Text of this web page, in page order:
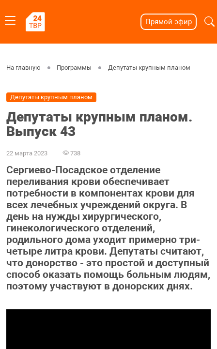
Прямой эфир
На главную Программы Депутаты крупным планом
Депутаты крупным планом
Депутаты крупным планом.
Выпуск 43
22 марта 2023 738
Сергиево-Посадское отделение
переливания крови обеспечивает
потребности в компонентах крови для
всех лечебных учреждений округа. В
день на нужды хирургического,
гинекологического отделений,
родильного дома уходит примерно три-
четыре литра крови. Депутаты считают,
что донорство - это простой и доступный
способ оказать помощь больным людям,
поэтому участвуют в донорских днях.